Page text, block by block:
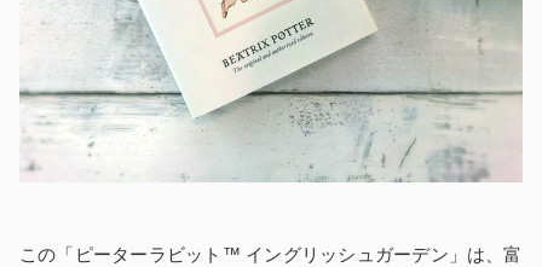
この「ピーターラビット™ イングリッシュガーデン」は、富